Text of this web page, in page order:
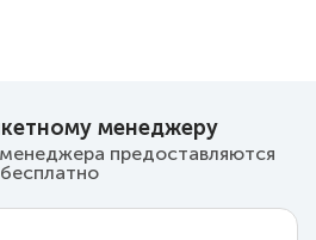
менеджеру
предоставляются
бесплатно